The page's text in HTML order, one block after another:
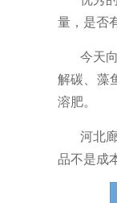
量，是否
今天
解碳、藻
溶肥。
河北
品不是成